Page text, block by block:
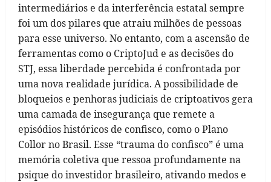
intermediários e da interferência estatal sempre
foi um dos pilares que atraiu milhões de pessoas
para esse universo. No entanto, com a ascensão de
ferramentas como o CriptoJud e as decisões do
STJ, essa liberdade percebida é confrontada por
uma nova realidade jurídica. A possibilidade de
bloqueios e penhoras judiciais de criptoativos gera
uma camada de insegurança que remete a
episódios históricos de confisco, como o Plano
Collor no Brasil. Esse “trauma do confisco” é uma
memória coletiva que ressoa profundamente na
psique do investidor brasileiro, ativando medos e